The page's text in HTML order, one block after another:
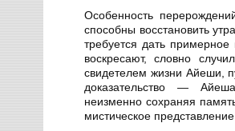
Особенность
способны восстановить
требуется дать
воскресают, словно
свидетелем жизни Айеши,
доказательство —
неизменно сохраняя
мистическое